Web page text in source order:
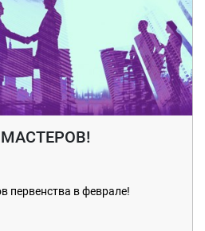
МАСТЕРОВ!
первенства в феврале!